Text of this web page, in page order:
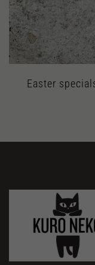
Easter